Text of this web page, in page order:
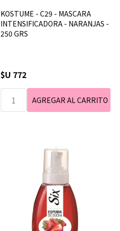
KOSTUME - C29 - MASCARA
INTENSIFICADORA - NARANJAS -
250 GRS
$U 772